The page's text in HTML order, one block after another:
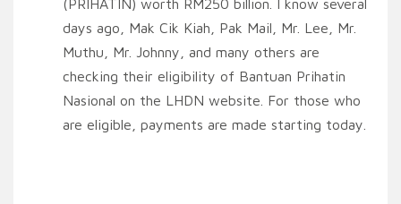
(PRIHATIN) worth RM250 billion. I know several
days ago, Mak Cik Kiah, Pak Mail, Mr. Lee, Mr.
Muthu, Mr. Johnny, and many others are
checking their eligibility of Bantuan Prihatin
Nasional on the LHDN website. For those who
are eligible, payments are made starting today.